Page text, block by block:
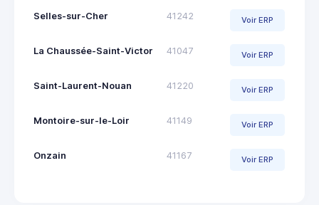
Selles-sur-Cher 41242 Voir ERP
La Chaussée-Saint-Victor 41047 Voir ERP
Saint-Laurent-Nouan 41220 Voir ERP
Montoire-sur-le-Loir 41149 Voir ERP
Onzain 41167 Voir ERP